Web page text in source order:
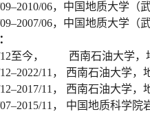
09–2010/06，中国地质大学
09–2007/06，中国地质大学
：
12至今， 西南石油大学，
12–2022/11， 西南石油大学
12–2017/11， 西南石油大学
07–2015/11， 中国地质科